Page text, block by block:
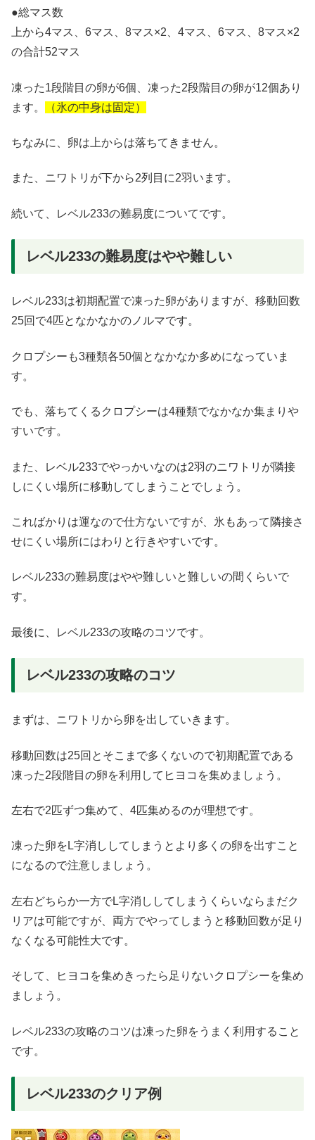
●総マス数
上から4マス、6マス、8マス×2、4マス、6マス、8マス×2
の合計52マス
凍った1段階目の卵が6個、凍った2段階目の卵が12個あり
ます。
（氷の中身は固定）
ちなみに、卵は上からは落ちてきません。
また、ニワトリが下から2列目に2羽います。
続いて、レベル233の難易度についてです。
レベル233の難易度はやや難しい
レベル233は初期配置で凍った卵がありますが、移動回数
25回で4匹となかなかのノルマです。
クロプシーも3種類各50個となかなか多めになっていま
す。
でも、落ちてくるクロプシーは4種類でなかなか集まりや
すいです。
また、レベル233でやっかいなのは2羽のニワトリが隣接
しにくい場所に移動してしまうことでしょう。
こればかりは運なので仕方ないですが、氷もあって隣接さ
せにくい場所にはわりと行きやすいです。
レベル233の難易度はやや難しいと難しいの間くらいで
す。
最後に、レベル233の攻略のコツです。
レベル233の攻略のコツ
まずは、ニワトリから卵を出していきます。
移動回数は25回とそこまで多くないので初期配置である
凍った2段階目の卵を利用してヒヨコを集めましょう。
左右で2匹ずつ集めて、4匹集めるのが理想です。
凍った卵をL字消ししてしまうとより多くの卵を出すこと
になるので注意しましょう。
左右どちらか一方でL字消ししてしまうくらいならまだク
リアは可能ですが、両方でやってしまうと移動回数が足り
なくなる可能性大です。
そして、ヒヨコを集めきったら足りないクロプシーを集め
ましょう。
レベル233の攻略のコツは凍った卵をうまく利用すること
です。
レベル233のクリア例